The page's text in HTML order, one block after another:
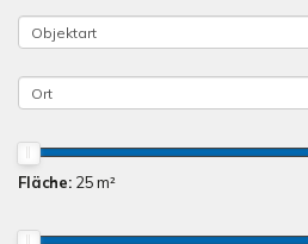
Fläche: 25 m²